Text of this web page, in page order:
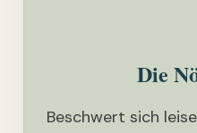
Die
Beschwert sich